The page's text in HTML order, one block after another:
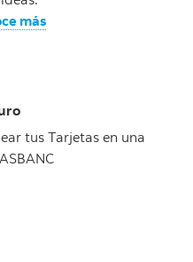
más
tus Tarjetas en una